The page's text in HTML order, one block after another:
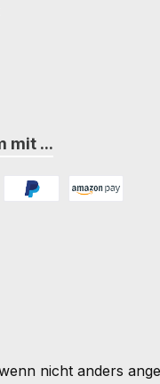
mit ...
nicht anders